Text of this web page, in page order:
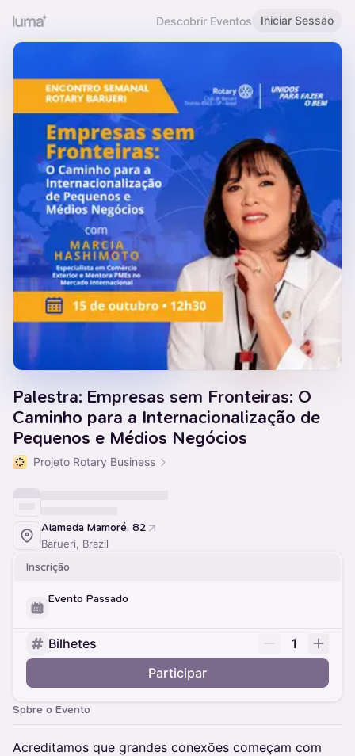
Descobrir Eventos Iniciar Sessão
Palestra: Empresas sem Fronteiras: O
Caminho para a Internacionalização de
Pequenos e Médios Negócios
Projeto Rotary Business
Alameda Mamoré, 82
Barueri, Brazil
Inscrição
Evento Passado
Bilhetes
1
Participar
Sobre o Evento
​Acreditamos que grandes conexões começam com